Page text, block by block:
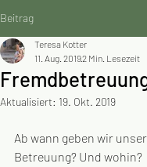
Beitrag
Teresa Kotter
11. Aug. 20192 Min. Lesezeit
Aktualisiert: 19. Okt. 2019
Ab wann geben wir
Betreuung? Und wohin?